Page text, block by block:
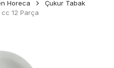
Horeca
Çukur Tabak
12 Parça